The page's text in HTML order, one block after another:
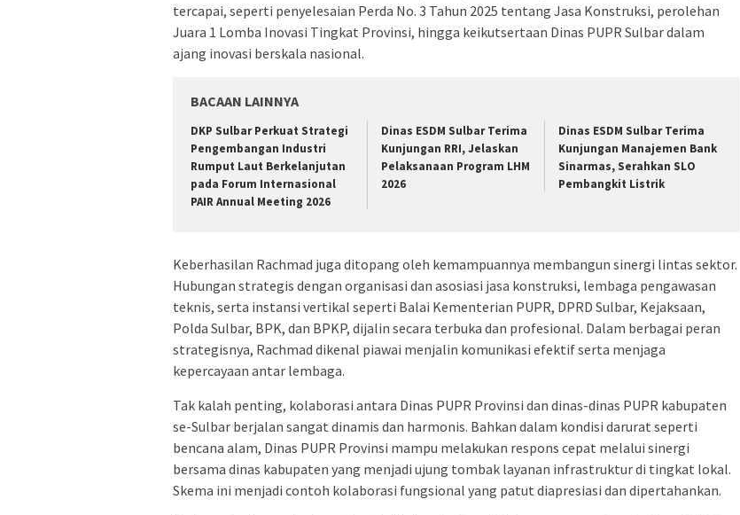
tercapai, seperti penyelesaian Perda No. 3 Tahun 2025 tentang Jasa Konstruksi, perolehan
Juara 1 Lomba Inovasi Tingkat Provinsi, hingga keikutsertaan Dinas PUPR Sulbar dalam
ajang inovasi berskala nasional.
BACAAN LAINNYA
DKP Sulbar Perkuat Strategi
Pengembangan Industri
Rumput Laut Berkelanjutan
pada Forum Internasional
PAIR Annual Meeting 2026
Dinas ESDM Sulbar Terima
Kunjungan RRI, Jelaskan
Pelaksanaan Program LHM
2026
Dinas ESDM Sulbar Terima
Kunjungan Manajemen Bank
Sinarmas, Serahkan SLO
Pembangkit Listrik
Keberhasilan Rachmad juga ditopang oleh kemampuannya membangun sinergi lintas sektor.
Hubungan strategis dengan organisasi dan asosiasi jasa konstruksi, lembaga pengawasan
teknis, serta instansi vertikal seperti Balai Kementerian PUPR, DPRD Sulbar, Kejaksaan,
Polda Sulbar, BPK, dan BPKP, dijalin secara terbuka dan profesional. Dalam berbagai peran
strategisnya, Rachmad dikenal piawai menjalin komunikasi efektif serta menjaga
kepercayaan antar lembaga.
Tak kalah penting, kolaborasi antara Dinas PUPR Provinsi dan dinas-dinas PUPR kabupaten
se-Sulbar berjalan sangat dinamis dan harmonis. Bahkan dalam kondisi darurat seperti
bencana alam, Dinas PUPR Provinsi mampu melakukan respons cepat melalui sinergi
bersama dinas kabupaten yang menjadi ujung tombak layanan infrastruktur di tingkat lokal.
Skema ini menjadi contoh kolaborasi fungsional yang patut diapresiasi dan dipertahankan.